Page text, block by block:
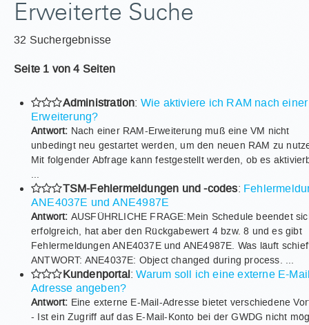
Erweiterte Suche
32 Suchergebnisse
Seite 1 von 4 Seiten
Administration: Wie aktiviere ich RAM nach einer
Erweiterung?
Antwort: Nach einer RAM-Erweiterung muß eine VM nicht
unbedingt neu gestartet werden, um den neuen RAM zu
Mit folgender Abfrage kann festgestellt werden, ob es
TSM-Fehlermeldungen und -codes:
ANE4037E und ANE4987E
Antwort: AUSFÜHRLICHE FRAGE:Mein Schedule beendet
erfolgreich, hat aber den Rückgabewert 4 bzw. 8 und es gibt
Fehlermeldungen ANE4037E und ANE4987E. Was läuft
ANTWORT: ANE4037E: Object changed during process. ...
Kundenportal:Warum soll ich eine externe E-
Adresse angeben?
Antwort: Eine externe E-Mail-Adresse bietet verschiedene
- Ist ein Zugriff auf das E-Mail-Konto bei der GWDG nicht